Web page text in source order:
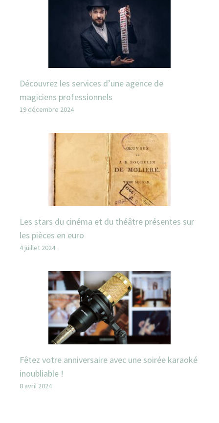
Découvrez les services d’une agence de
magiciens professionnels
19 décembre 2024
Les stars du cinéma et du théâtre présentes sur
les pièces en euro
4 juillet 2024
Fêtez votre anniversaire avec une soirée karaoké
inoubliable !
8 avril 2024